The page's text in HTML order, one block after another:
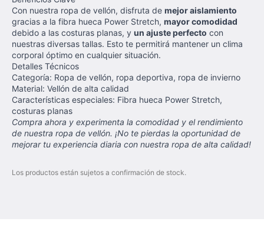
Con nuestra ropa de vellón, disfruta de mejor aislamiento
gracias a la fibra hueca Power Stretch, mayor comodidad
debido a las costuras planas, y un ajuste perfecto con
nuestras diversas tallas. Esto te permitirá mantener un clima
corporal óptimo en cualquier situación.
Detalles Técnicos
Categoría: Ropa de vellón, ropa deportiva, ropa de invierno
Material: Vellón de alta calidad
Características especiales: Fibra hueca Power Stretch,
costuras planas
Compra ahora y experimenta la comodidad y el rendimiento
de nuestra ropa de vellón. ¡No te pierdas la oportunidad de
mejorar tu experiencia diaria con nuestra ropa de alta calidad!
Los productos están sujetos a confirmación de stock.